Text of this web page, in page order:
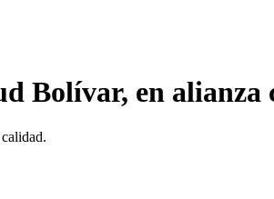
Bolívar, en